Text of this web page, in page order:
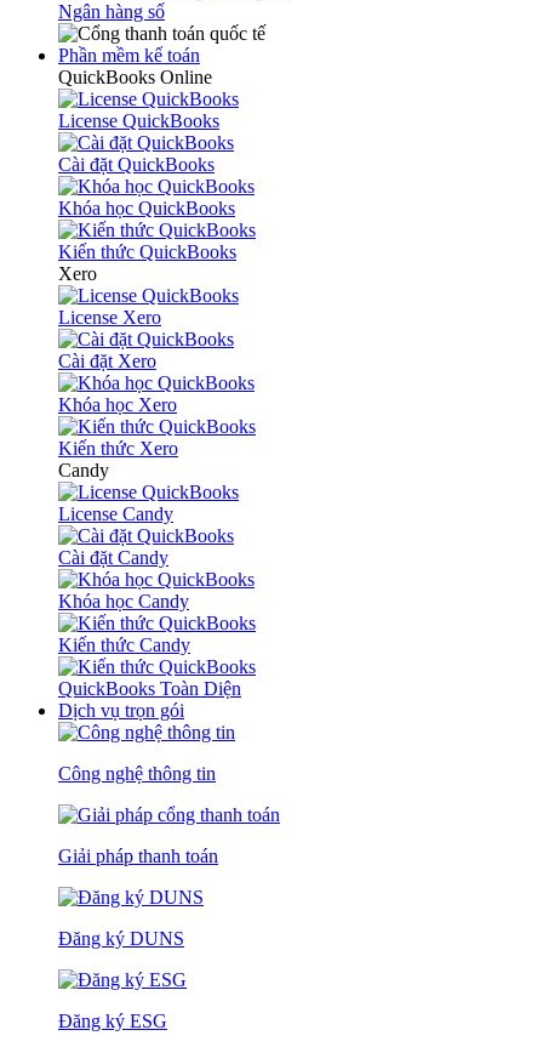
Ngân hàng số
Phần mềm kế toán
QuickBooks Online
License QuickBooks
Cài đặt QuickBooks
Khóa học QuickBooks
Kiến thức QuickBooks
Xero
License Xero
Cài đặt Xero
Khóa học Xero
Kiến thức Xero
Candy
License Candy
Cài đặt Candy
Khóa học Candy
Kiến thức Candy
QuickBooks Toàn Diện
Dịch vụ trọn gói
Công nghệ thông tin
Giải pháp thanh toán
Đăng ký DUNS
Đăng ký ESG